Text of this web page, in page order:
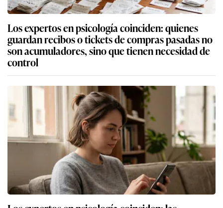
Los expertos en psicología coinciden: quienes
guardan recibos o tickets de compras pasadas no
son acumuladores, sino que tienen necesidad de
control